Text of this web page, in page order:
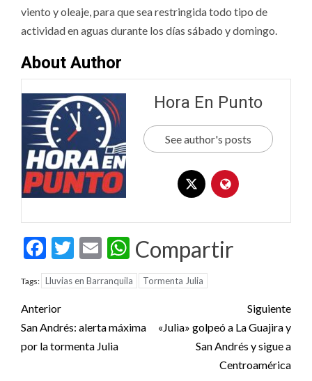
viento y oleaje, para que sea restringida todo tipo de
actividad en aguas durante los días sábado y domingo.
About Author
Hora En Punto
See author's posts
Facebook
Twitter
EmailWhatsApp
Compartir
Tags: Lluvias en Barranquila Tormenta Julia
Post
navigation
Anterior
San Andrés: alerta máxima
por la tormenta Julia
Siguiente
«Julia» golpeó a La Guajira y
San Andrés y sigue a
Centroamérica